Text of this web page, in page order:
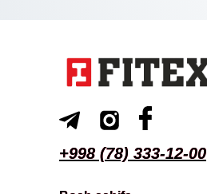
+998 (78) 333-12-00
+998 (78) 333-12-00